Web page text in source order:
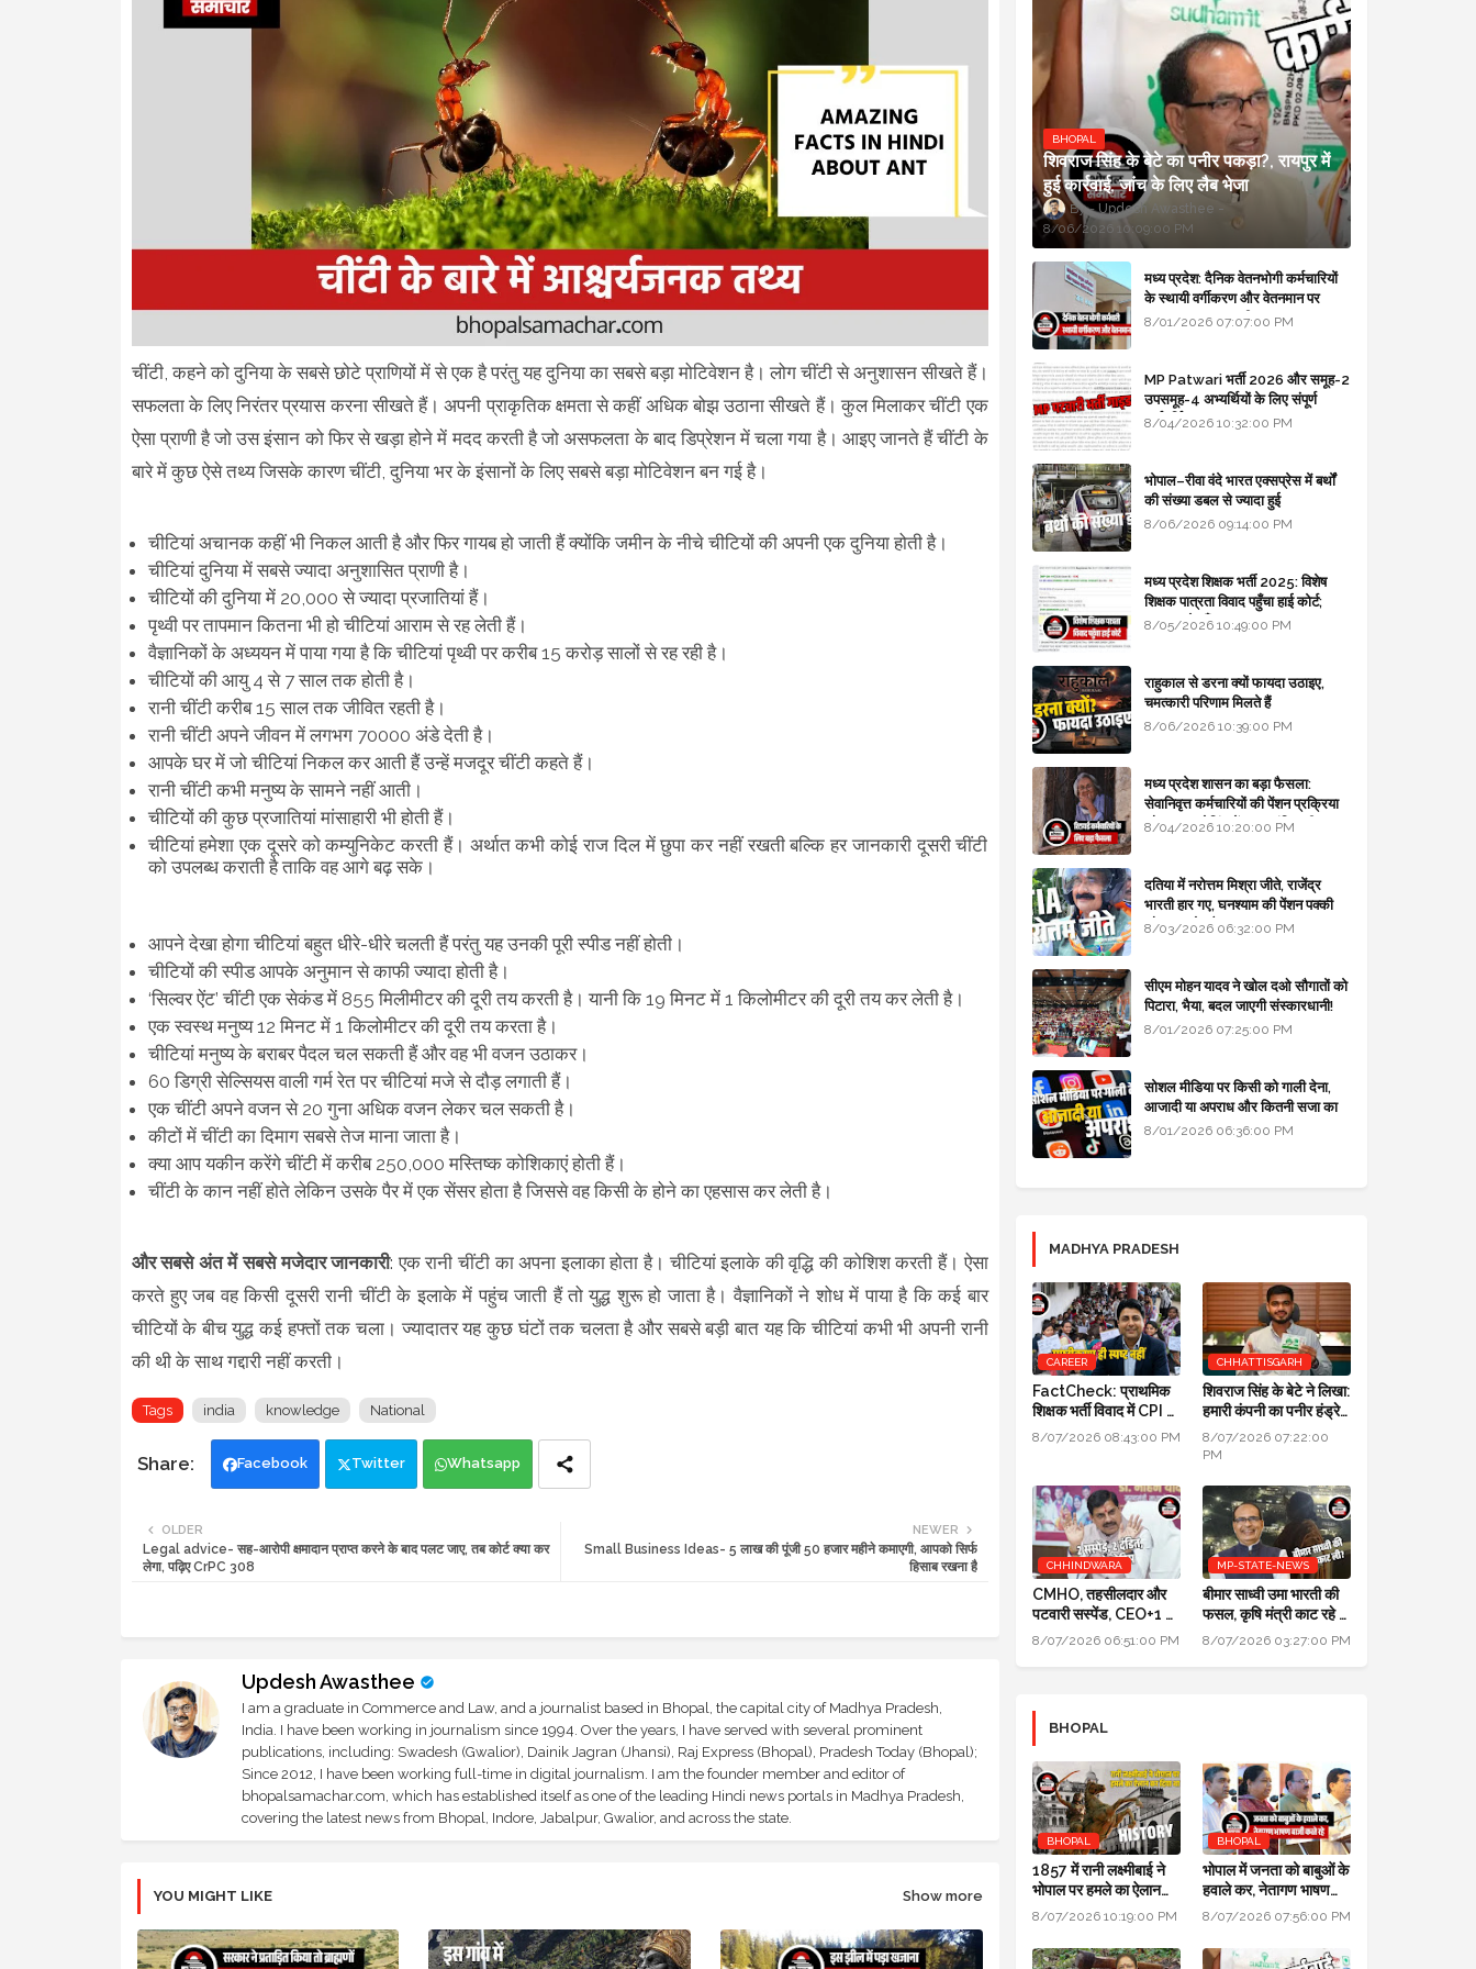
चींटी, कहने को दुनिया के सबसे छोटे प्राणियों में से एक है परंतु यह दुनिया का सबसे बड़ा मोटिवेशन है। लोग चींटी से अनुशासन सीखते हैं।
सफलता के लिए निरंतर प्रयास करना सीखते हैं। अपनी प्राकृतिक क्षमता से कहीं अधिक बोझ उठाना सीखते हैं। कुल मिलाकर चींटी एक
ऐसा प्राणी है जो उस इंसान को फिर से खड़ा होने में मदद करती है जो असफलता के बाद डिप्रेशन में चला गया है। आइए जानते हैं चींटी के
बारे में कुछ ऐसे तथ्य जिसके कारण चींटी, दुनिया भर के इंसानों के लिए सबसे बड़ा मोटिवेशन बन गई है।
चीटियां अचानक कहीं भी निकल आती है और फिर गायब हो जाती हैं क्योंकि जमीन के नीचे चीटियों की अपनी एक दुनिया होती है।
चीटियां दुनिया में सबसे ज्यादा अनुशासित प्राणी है।
चीटियों की दुनिया में 20,000 से ज्यादा प्रजातियां हैं।
पृथ्वी पर तापमान कितना भी हो चीटियां आराम से रह लेती हैं।
वैज्ञानिकों के अध्ययन में पाया गया है कि चीटियां पृथ्वी पर करीब 15 करोड़ सालों से रह रही है।
चीटियों की आयु 4 से 7 साल तक होती है।
रानी चींटी करीब 15 साल तक जीवित रहती है।
रानी चींटी अपने जीवन में लगभग 70000 अंडे देती है।
आपके घर में जो चीटियां निकल कर आती हैं उन्हें मजदूर चींटी कहते हैं।
रानी चींटी कभी मनुष्य के सामने नहीं आती।
चीटियों की कुछ प्रजातियां मांसाहारी भी होती हैं।
चीटियां हमेशा एक दूसरे को कम्युनिकेट करती हैं। अर्थात कभी कोई राज दिल में छुपा कर नहीं रखती बल्कि हर जानकारी दूसरी चींटी
को उपलब्ध कराती है ताकि वह आगे बढ़ सके।
आपने देखा होगा चीटियां बहुत धीरे-धीरे चलती हैं परंतु यह उनकी पूरी स्पीड नहीं होती।
चीटियों की स्पीड आपके अनुमान से काफी ज्यादा होती है।
‘सिल्‍वर ऐंट’ चींटी एक सेकंड में 855 मिलीमीटर की दूरी तय करती है। यानी कि 19 मिनट में 1 किलोमीटर की दूरी तय कर लेती है।
एक स्वस्थ मनुष्य 12 मिनट में 1 किलोमीटर की दूरी तय करता है।
चीटियां मनुष्य के बराबर पैदल चल सकती हैं और वह भी वजन उठाकर।
60 डिग्री सेल्सियस वाली गर्म रेत पर चीटियां मजे से दौड़ लगाती हैं।
एक चींटी अपने वजन से 20 गुना अधिक वजन लेकर चल सकती है।
कीटों में चींटी का दिमाग सबसे तेज माना जाता है।
क्या आप यकीन करेंगे चींटी में करीब 250,000 मस्तिष्क कोशिकाएं होती हैं।
चींटी के कान नहीं होते लेकिन उसके पैर में एक सेंसर होता है जिससे वह किसी के होने का एहसास कर लेती है।
और सबसे अंत में सबसे मजेदार जानकारी: एक रानी चींटी का अपना इलाका होता है। चीटियां इलाके की वृद्धि की कोशिश करती हैं। ऐसा
करते हुए जब वह किसी दूसरी रानी चींटी के इलाके में पहुंच जाती हैं तो युद्ध शुरू हो जाता है। वैज्ञानिकों ने शोध में पाया है कि कई बार
चीटियों के बीच युद्ध कई हफ्तों तक चला। ज्यादातर यह कुछ घंटों तक चलता है और सबसे बड़ी बात यह कि चीटियां कभी भी अपनी रानी
की थी के साथ गद्दारी नहीं करती।
Tags india knowledge National
Facebook Twitter Whatsapp
NEWER
Small Business Ideas- 5 लाख की पूंजी 50 हजार महीने कमाएगी, आपको सिर्फ
हिसाब रखना है
OLDER
Legal advice- सह-आरोपी क्षमादान प्राप्त करने के बाद पलट जाए, तब कोर्ट क्या कर
लेगा, पढ़िए CrPC 308
Updesh Awasthee
I am a graduate in Commerce and Law, and a journalist based in Bhopal, the capital city of Madhya Pradesh,
India. I have been working in journalism since 1994. Over the years, I have served with several prominent
publications, including: Swadesh (Gwalior), Dainik Jagran (Jhansi), Raj Express (Bhopal), Pradesh Today (Bhopal);
Since 2012, I have been working full-time in digital journalism. I am the founder member and editor of
bhopalsamachar.com, which has established itself as one of the leading Hindi news portals in Madhya Pradesh,
covering the latest news from Bhopal, Indore, Jabalpur, Gwalior, and across the state.
YOU MIGHT LIKE Show more
BHOPAL
शिवराज सिंह के बेटे का पनीर पकड़ा?, रायपुर में
हुई कार्रवाई, जांच के लिए लैब भेजा
Updesh Awasthee
8/06/2026 10:09:00 PM
मध्य प्रदेश: दैनिक वेतनभोगी कर्मचारियों
के स्थायी वर्गीकरण और वेतनमान पर
सरकार का बड़ा स्पष्टीकरण
8/01/2026 07:07:00 PM
MP Patwari भर्ती 2026 और समूह-2
उपसमूह-4 अभ्यर्थियों के लिए संपूर्ण
मार्गदर्शिका
8/04/2026 10:32:00 PM
भोपाल–रीवा वंदे भारत एक्सप्रेस में बर्थों
की संख्या डबल से ज्यादा हुई
8/06/2026 09:14:00 PM
मध्य प्रदेश शिक्षक भर्ती 2025: विशेष
शिक्षक पात्रता विवाद पहुँचा हाई कोर्ट;
सरकार से माँगा जवाब
8/05/2026 10:49:00 PM
राहुकाल से डरना क्यों फायदा उठाइए,
चमत्कारी परिणाम मिलते हैं
8/06/2026 10:39:00 PM
मध्य प्रदेश शासन का बड़ा फैसला:
सेवानिवृत्त कर्मचारियों की पेंशन प्रक्रिया
और बजट कोडिंग में हुए क्रांतिकारी
8/04/2026 10:20:00 PM
दतिया में नरोत्तम मिश्रा जीते, राजेंद्र
भारती हार गए, घनश्याम की पेंशन पक्की
और आशुतोष बैक टू...
8/03/2026 06:32:00 PM
सीएम मोहन यादव ने खोल दओ सौगातों को
पिटारा, भैया, बदल जाएगी संस्कारधानी!
8/01/2026 07:25:00 PM
सोशल मीडिया पर किसी को गाली देना,
आजादी या अपराध और कितनी सजा का
प्रावधान - free legal advice
8/01/2026 06:36:00 PM
MADHYA PRADESH
CAREER
FactCheck: प्राथमिक
शिक्षक भर्ती विवाद में CPI का
स्पष्टीकरण ही स्पष्ट नहीं
8/07/2026 08:43:00 PM
CHHATTISGARH
शिवराज सिंह के बेटे ने लिखा:
हमारी कंपनी का पनीर हंड्रेड
परसेंट प्योर है, लैब रिपोर्ट आ
गई है
8/07/2026 07:22:00
PM
CHHINDWARA
CMHO, तहसीलदार और
पटवारी सस्पेंड, CEO+1 का
सैलरी इंक्रीमेंट स्टॉप,
8/07/2026 06:51:00 PM
MP-STATE-NEWS
बीमार साध्वी उमा भारती की
फसल, कृषि मंत्री काट रहे हैं:
पॉलिटिक्स गजब है @ दतिया
8/07/2026 03:27:00 PM
BHOPAL
BHOPAL
1857 में रानी लक्ष्मीबाई ने
भोपाल पर हमले का ऐलान
कर दिया था, बेगम ने रानी को
8/07/2026 10:19:00 PM
BHOPAL
भोपाल में जनता को बाबुओं के
हवाले कर, नेतागण भाषण
बाजी करते रहे: मुख्यमंत्री
8/07/2026 07:56:00 PM